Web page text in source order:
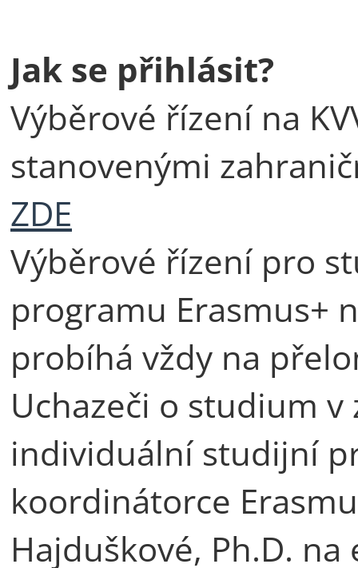
Jak se přihlásit?
Výběrové řízení na
stanovenými
ZDE
Výběrové řízení pro
programu Erasmus+
probíhá vždy na
Uchazeči o studium
individuální studijní
koordinátorce
Hajduškové, Ph.D. na